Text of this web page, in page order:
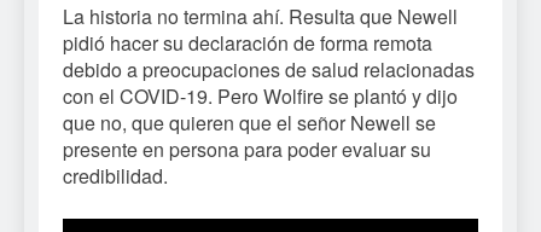
La historia no termina ahí. Resulta que Newell
pidió hacer su declaración de forma remota
debido a preocupaciones de salud relacionadas
con el COVID-19. Pero Wolfire se plantó y dijo
que no, que quieren que el señor Newell se
presente en persona para poder evaluar su
credibilidad.